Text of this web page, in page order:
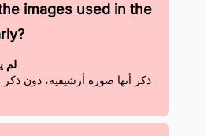
images used in the
لم
ذكر أنها صورة أرشيفية، دون